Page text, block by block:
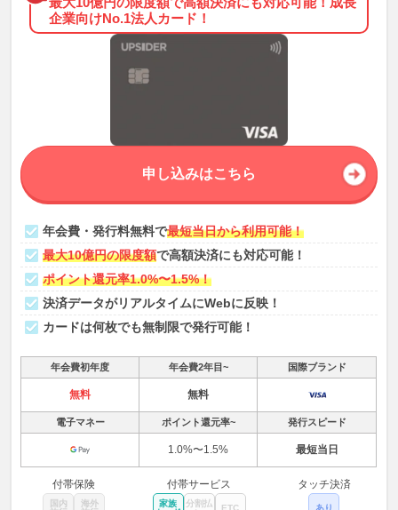
企業向けNo.1法人カード！
年会費・発行料無料で最短当日から利用可能！
最大10億円の限度額で高額決済にも対応可能！
ポイント還元率1.0%〜1.5%！
決済データがリアルタイムにWebに反映！
カードは何枚でも無制限で発行可能！
申し込みはこちら
年会費初年度 年会費2年目~ 国際ブランド
無料 無料
電子マネー ポイント還元率~ 発行スピード
1.0%〜1.5% 最短当日
付帯保険
国内
海外
付帯サービス
家族
分割払
ETC
タッチ決済
あり